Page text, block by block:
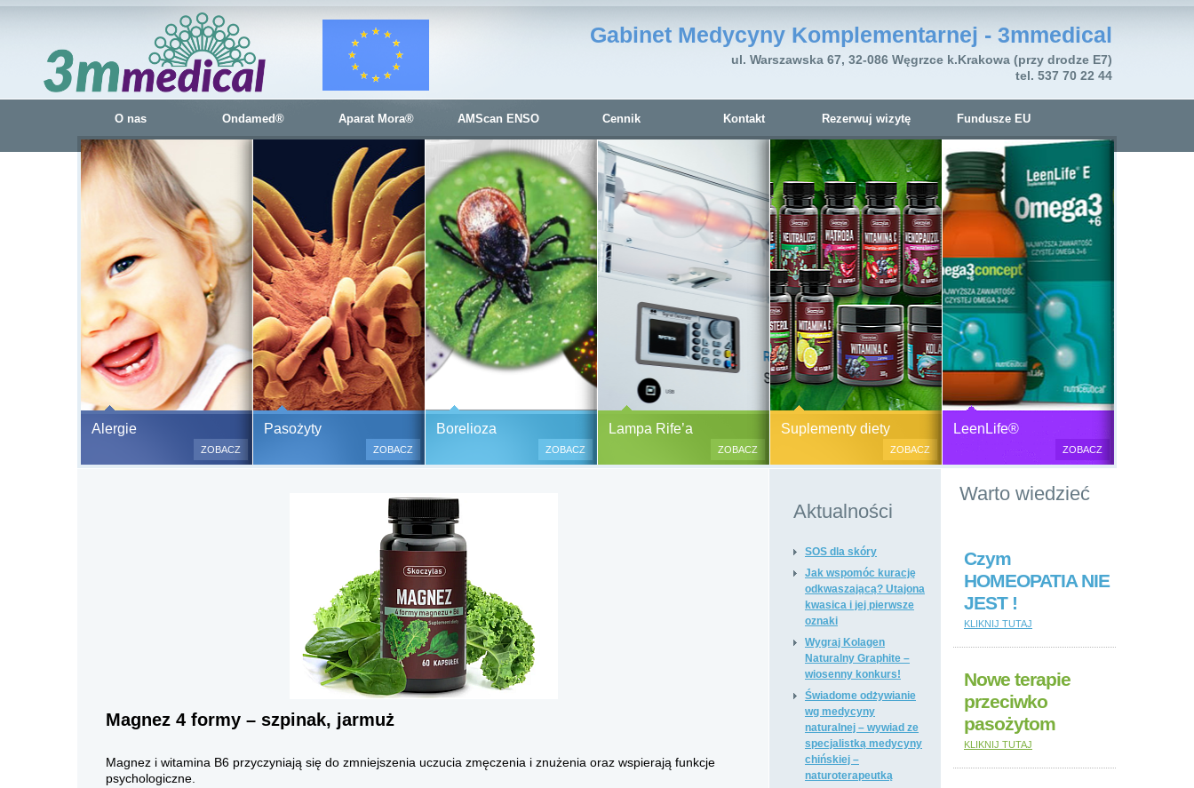
O nas Ondamed® Aparat Mora® AMScan ENSO Cennik Kontakt Rezerwuj wizytę Fundusze EU
Gabinet Medycyny Komplementarnej - 3mmedical
ul. Warszawska 67, 32-086 Węgrzce k.Krakowa (przy drodze E7)
tel. 537 70 22 44
Alergie
Bezbolesne testy alergiczne na ok.
500 alergenów oraz zabiegi
odczulające.
(bez nakłuwania i nacinania, co jest
bardzo ważne w przypadku dzieci),
a wynik jest natychmiastowy.
ZOBACZ
Pasożyty
Pasożyty, grzyby, bakterie
(BORELIOZA) i wirusy – diagnostyka
terenach opanowanych prze
zakażone kleszcze, komary lub
meszki.
ZOBACZ
Borelioza Borelioza i koinfekcje
ZOBACZ
Lampa Rife’a
Generator plazmy
ZOBACZ
Suplementy diety
Suplementy diety, zdrowa żywność i
przeciwbakteryjne, przeciwgrzybicze
ogólnie wzmacniające i regulujące
funkcje organizmu, dietetyczne i
regulujące pracę układu
tkanki łącznej i kosmetyki naturalne,
Nona, Colway, Morinda, Forever.
ZOBACZ
LeenLife®
ZOBACZ
Magnez 4 formy – szpinak, jarmuż
Magnez i witamina B6 przyczyniają się do zmniejszenia uczucia zmęczenia i znużenia oraz wspierają funkcje
psychologiczne.
Aktualności
SOS dla skóry
Jak wspomóc kurację
odkwaszającą? Utajona
kwasica i jej pierwsze
oznaki
Wygraj Kolagen
Naturalny Graphite –
wiosenny konkurs!
Świadome odżywianie
wg medycyny
naturalnej – wywiad ze
specjalistką medycyny
chińskiej –
naturoterapeutką
Warto wiedzieć
Czym
HOMEOPATIA NIE
JEST !
KLIKNIJ TUTAJ
Nowe terapie
przeciwko
pasożytom
KLIKNIJ TUTAJ